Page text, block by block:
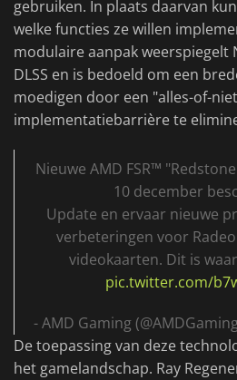
gebruiken. In plaats daarvan
welke functies ze willen
modulaire aanpak weerspiegelt
DLSS en is bedoeld om een
moedigen door een "alles-of-
implementatiebarrière te
Nieuwe AMD FSR™
10 december
Update en ervaar nieuwe
verbeteringen voor
videokaarten. Dit is
pic.twitter.com/
- AMD Gaming
De toepassing van deze
het gamelandschap. Ray